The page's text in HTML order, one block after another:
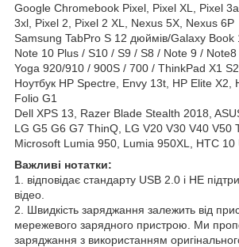
Google Chromebook Pixel, Pixel XL, Pixel
3xl, Pixel 2, Pixel 2 XL, Nexus 5X, Nexus 6P
Samsung TabPro S 12 дюймів/Galaxy
Note 10 Plus / S10 / S9 / S8 / Note 9 / Note8
Yoga 920/910 / 900S / 700 / ThinkPad X1
Ноутбук HP Spectre, Envy 13t, HP Elite X2,
Folio G1
Dell XPS 13, Razer Blade Stealth 2018,
LG G5 G6 G7 ThinQ, LG V20 V30 V40 V50
Microsoft Lumia 950, Lumia 950XL, HTC 10
Важливі нотатки:
1. відповідає стандарту USB 2.0 і НЕ
відео.
2. Швидкість заряджання залежить від
мережевого зарядного пристрою. Ми
заряджання з використанням